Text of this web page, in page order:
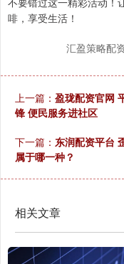
啡，享受生活！
汇盈策略配
上一篇： 盈珑配资官网
锋 便民服务进社区
下一篇： 东润配资平台
属于哪一种？
相关文章